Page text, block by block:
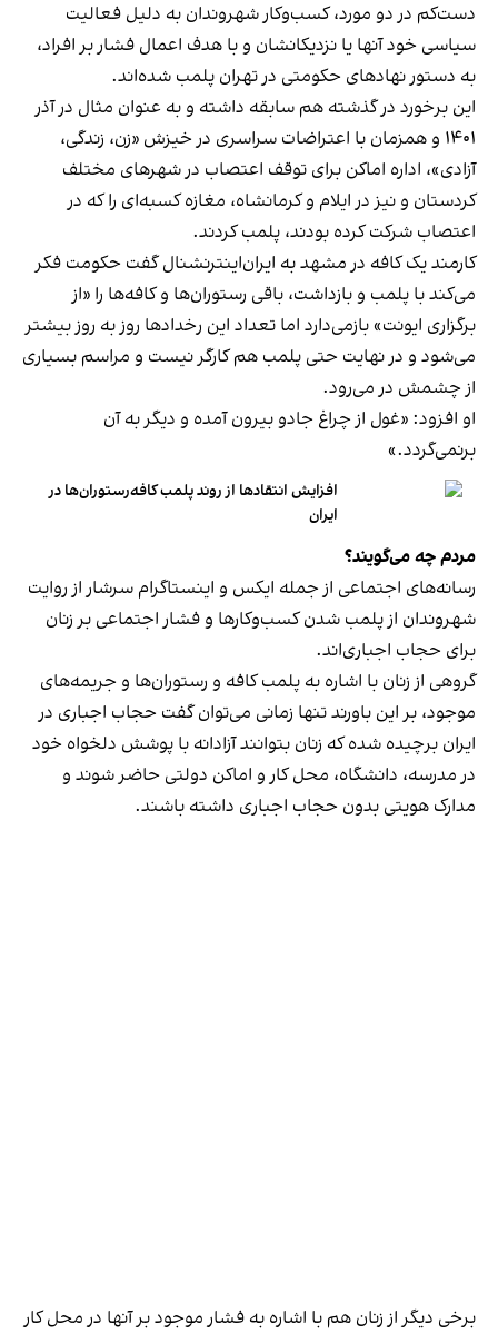
دست‌کم در دو مورد، کسب‌وکار شهروندان به دلیل فعالیت
سیاسی خود آنها یا نزدیکانشان و با هدف اعمال فشار بر افراد،
به دستور نهادهای حکومتی در تهران پلمب شده‌اند.
این برخورد در گذشته هم سابقه داشته و به عنوان مثال در آذر
۱۴۰۱ و همزمان با اعتراضات سراسری در خیزش «زن، زندگی،
آزادی»، اداره اماکن برای توقف اعتصاب در شهرهای مختلف
کردستان و نیز در ایلام و کرمانشاه، مغازه کسبه‌ای را که در
اعتصاب شرکت کرده بودند، پلمب کردند.
کارمند یک کافه در مشهد به ایران‌اینترنشنال گفت حکومت فکر
می‌کند با پلمب و بازداشت، باقی رستوران‌ها و کافه‌ها را «از
برگزاری ایونت» بازمی‌دارد اما تعداد این رخدادها روز به روز بیشتر
می‌شود و در نهایت حتی پلمب هم کارگر نیست و مراسم بسیاری
از چشمش در می‌رود.
او افزود: «غول از چراغ جادو بیرون آمده و دیگر به آن
برنمی‎‌گردد.»
افزایش انتقادها از روند پلمب کافه‌رستوران‌ها در
ایران
مردم چه می‌گویند؟
رسانه‎‌های اجتماعی از جمله ایکس و اینستاگرام سرشار از روایت
شهروندان از پلمب شدن کسب‌وکارها و فشار اجتماعی بر زنان
برای حجاب اجباری‌اند.
گروهی از زنان با اشاره به پلمب کافه و رستوران‌ها و جریمه‌های
موجود، بر این باورند تنها زمانی می‌توان گفت حجاب اجباری در
ایران برچیده شده که زنان بتوانند آزادانه با پوشش دلخواه خود
در مدرسه، دانشگاه، محل کار و اماکن دولتی حاضر شوند و
مدارک هویتی بدون حجاب اجباری داشته باشند.
برخی دیگر از زنان هم با اشاره به فشار موجود بر آنها در محل کار